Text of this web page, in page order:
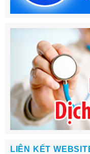
LIÊN KẾT